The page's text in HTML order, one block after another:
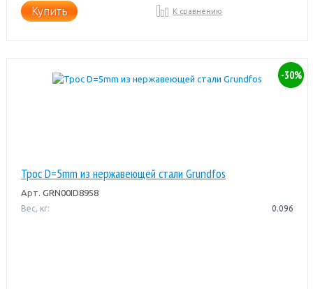
Купить К сравнению
-30%
Трос D=5mm из нержавеющей стали Grundfos
Арт. GRN00ID8958
Вес, кг: 0.096